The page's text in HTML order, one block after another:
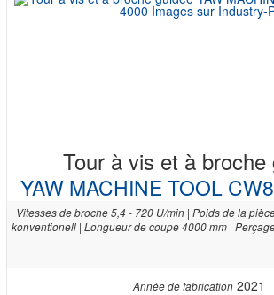
Tour à vis et à broche
YAW MACHINE TOOL
Vitesses de broche 5,4 - 720 U/min | Poids de la
konventionell | Longueur de coupe 4000 mm |
Année de fabrication2021